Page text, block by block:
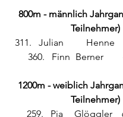
800m - männlich
Teilnehmer)
1200m - weiblich
Teilnehmer)